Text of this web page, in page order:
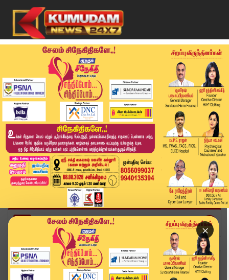
×
Home
வீடியோ ஸ்டோரி
Tamilnadu Police | சாலையோரம் நிறுத்தி வைக்கப்பட...